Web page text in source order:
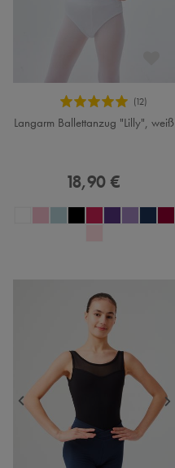
Langarm Ballettanzug "Lilly", weiß
18,90 €